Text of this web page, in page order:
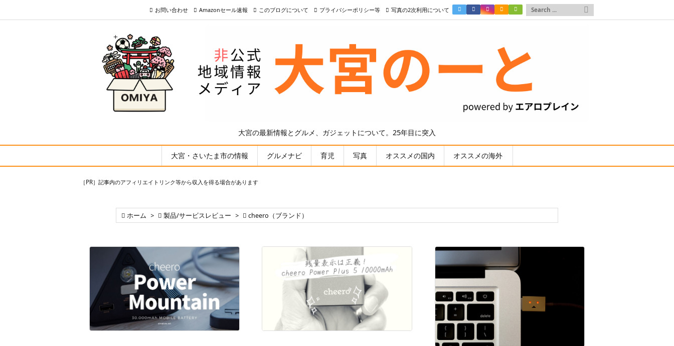
大宮の最新情報とグルメ、ガジェットについて。25年目に突入
大宮・さいたま市の情報 グルメナビ 育児 写真 オススメの国内 オススメの海外
お問い合わせ Amazonセール速報 このブログについて プライバシーポリシー等 写真の2次利用について 
［PR］記事内のアフィリエイトリンク等から収入を得る場合があります
 ホーム >  製品/サービスレビュー >  cheero（ブランド）